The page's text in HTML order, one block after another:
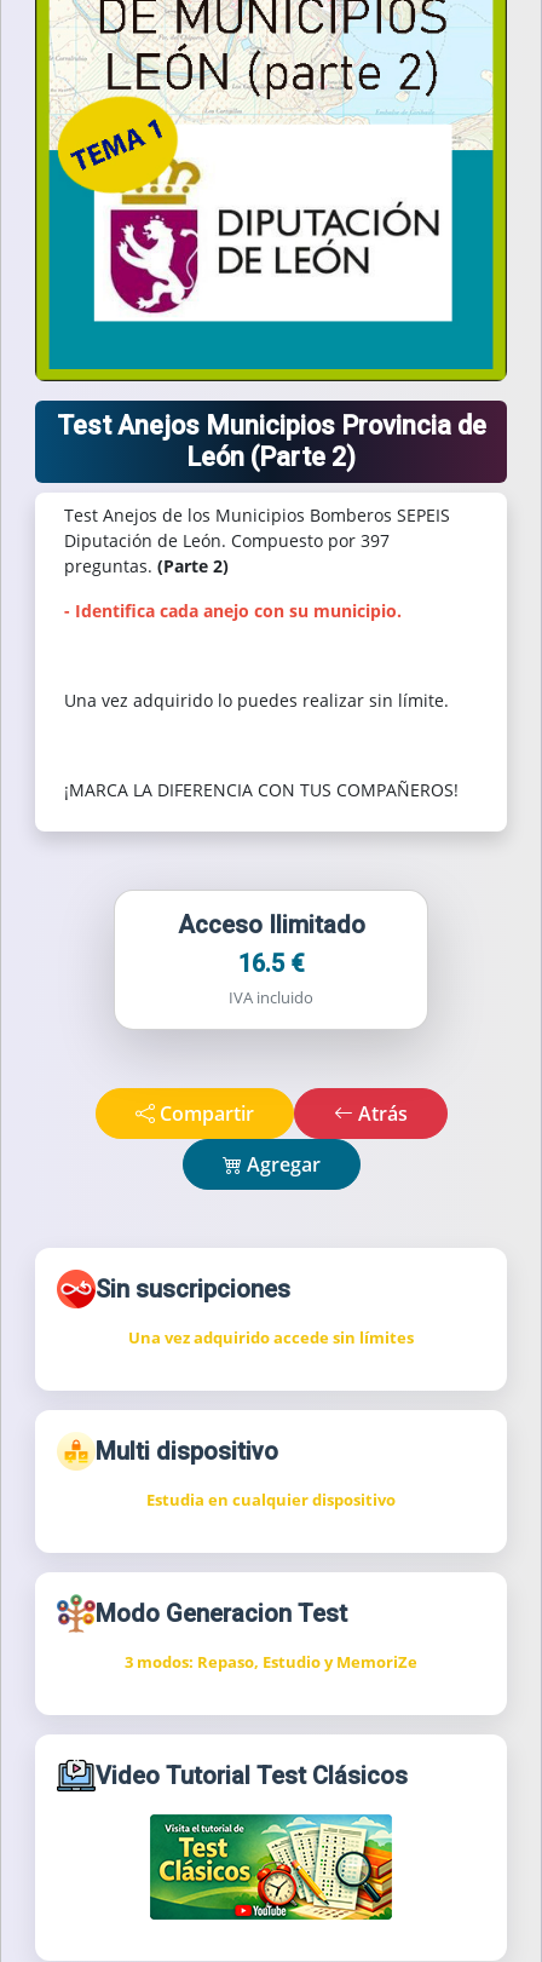
Test Anejos Municipios Provincia de
León (Parte 2)
Test Anejos de los Municipios Bomberos SEPEIS
Diputación de León. Compuesto por 397
preguntas. (Parte 2)
- Identifica cada anejo con su municipio.
Una vez adquirido lo puedes realizar sin límite.
¡MARCA LA DIFERENCIA CON TUS COMPAÑEROS!
Acceso Ilimitado
16.5 €
IVA incluido
Compartir
Atrás
Agregar
Sin suscripciones
Una vez adquirido accede sin límites
Multi dispositivo
Estudia en cualquier dispositivo
Modo Generacion Test
3 modos: Repaso, Estudio y MemoriZe
Video Tutorial Test Clásicos